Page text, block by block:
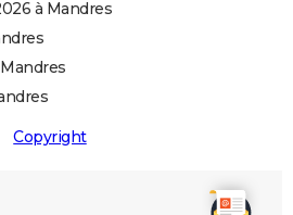
à Mandres
Copyright